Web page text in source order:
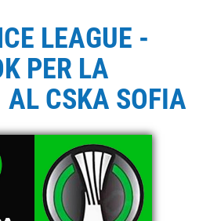
LEAGUE -
PER LA
CSKA SOFIA